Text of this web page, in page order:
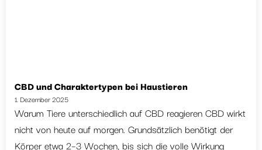
CBD und Charaktertypen bei Haustieren
1. Dezember 2025
Warum Tiere unterschiedlich auf CBD reagieren CBD wirkt
nicht von heute auf morgen. Grundsätzlich benötigt der
Körper etwa 2–3 Wochen, bis sich die volle Wirkung